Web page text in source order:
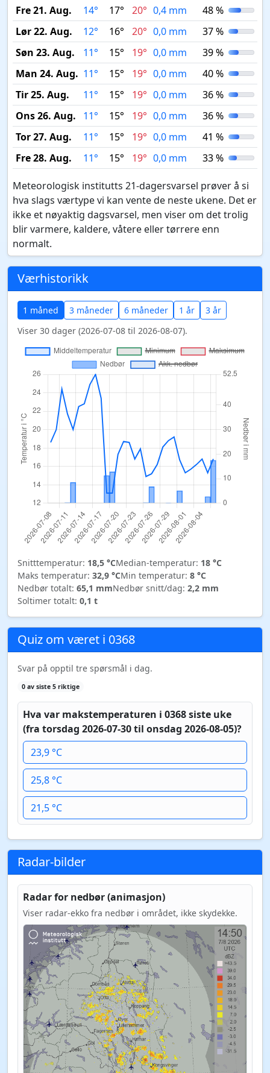
Fre 21. Aug. 14° 17° 20° 0,4 mm
48 %
Lør 22. Aug.
12° 16° 20° 0,0 mm
37 %
Søn 23. Aug.
11° 15° 19° 0,0 mm
39 %
Man 24. Aug. 11° 15° 19° 0,0 mm
40 %
Tir 25. Aug.
11° 15° 19° 0,0 mm
36 %
Ons 26. Aug.
11° 15° 19° 0,0 mm
36 %
Tor 27. Aug.
11° 15° 19° 0,0 mm
41 %
Fre 28. Aug.
11° 15° 19° 0,0 mm 33 %
Meteorologisk institutts 21-dagersvarsel prøver å si
hva slags værtype vi kan vente de neste ukene. Det er
ikke et nøyaktig dagsvarsel, men viser om det trolig
blir varmere, kaldere, våtere eller tørrere enn
normalt.
Værhistorikk
1 måned 3 måneder 6 måneder 1 år
3 år
Viser 30 dager (2026-07-08 til 2026-08-07).
Snitttemperatur: 18,5 °CMedian-temperatur: 18 °C
Maks temperatur: 32,9 °CMin temperatur: 8 °C
Nedbør totalt: 65,1 mmNedbør snitt/dag: 2,2 mm
Soltimer totalt: 0,1 t
Quiz om været i 0368
Svar på opptil tre spørsmål i dag.
0 av siste 5 riktige
Hva var makstemperaturen i 0368 siste uke
(fra torsdag 2026-07-30 til onsdag 2026-08-05)?
23,9 °C
25,8 °C
21,5 °C
Radar-bilder
Radar for nedbør (animasjon)
Viser radar-ekko fra nedbør i området, ikke skydekke.